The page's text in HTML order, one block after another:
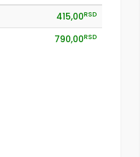
415,00RSD
790,00RSD